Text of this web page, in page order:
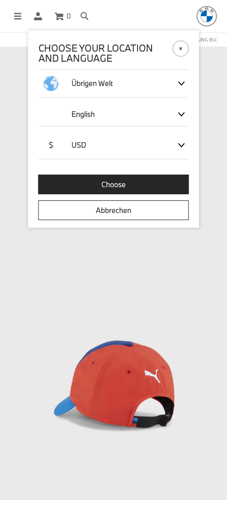
0
OFFICIAL BMW LIFESTYLE SHOP OPERATED BY STICHD SPORTMERCHANDISING B.V.
CHOOSE YOUR LOCATION
AND LANGUAGE
Übrigen Welt
English
$ USD
Choose
Abbrechen